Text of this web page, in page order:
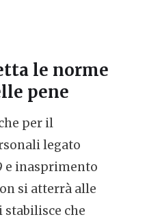
le norme
pene
per il
legato
e inasprimento
si atterrà alle
che